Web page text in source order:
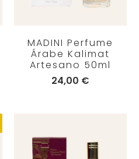
MADINI Perfume
Árabe Kalimat
Artesano 50ml
24,00 €